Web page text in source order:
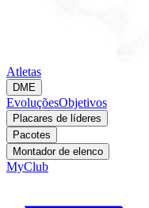
Atletas
DME
EvoluçõesObjetivos
Placares de líderes
Pacotes
Montador de elenco
MyClub